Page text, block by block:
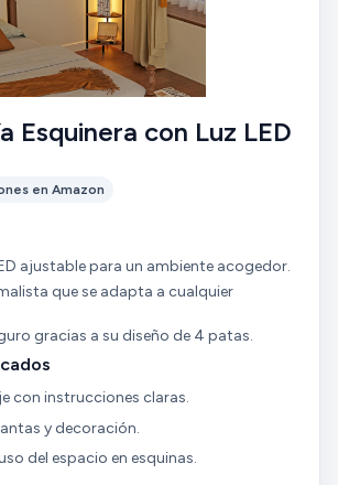
Esquinera con Luz LED
en Amazon
ajustable para un ambiente acogedor.
que se adapta a cualquier
gracias a su diseño de 4 patas.
con instrucciones claras.
y decoración.
del espacio en esquinas.